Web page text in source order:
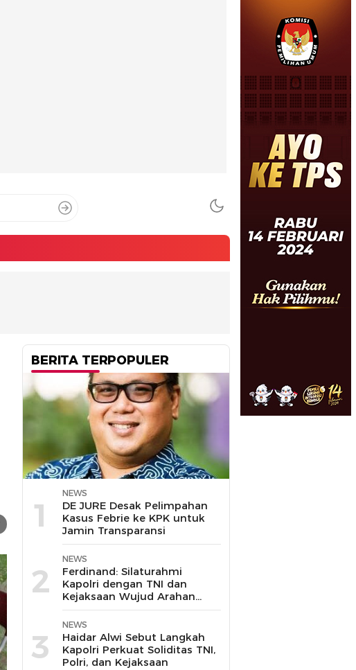
BERITA TERPOPULER
1
NEWS
DE JURE Desak Pelimpahan
Kasus Febrie ke KPK untuk
Jamin Transparansi
2
NEWS
Ferdinand: Silaturahmi
Kapolri dengan TNI dan
Kejaksaan Wujud Arahan
Presiden Prabowo
3
NEWS
Haidar Alwi Sebut Langkah
Kapolri Perkuat Soliditas TNI,
Polri, dan Kejaksaan